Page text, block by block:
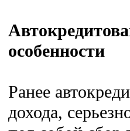
особенности
Ранее
дохода,